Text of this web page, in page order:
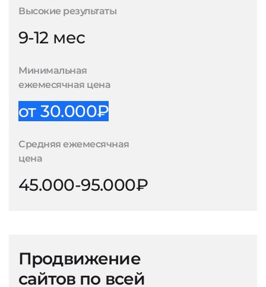
Высокие результаты
9-12 мес
Минимальная
ежемесячная цена
от 30.000₽
Средняя ежемесячная
цена
45.000-95.000₽
Продвижение
сайтов по всей